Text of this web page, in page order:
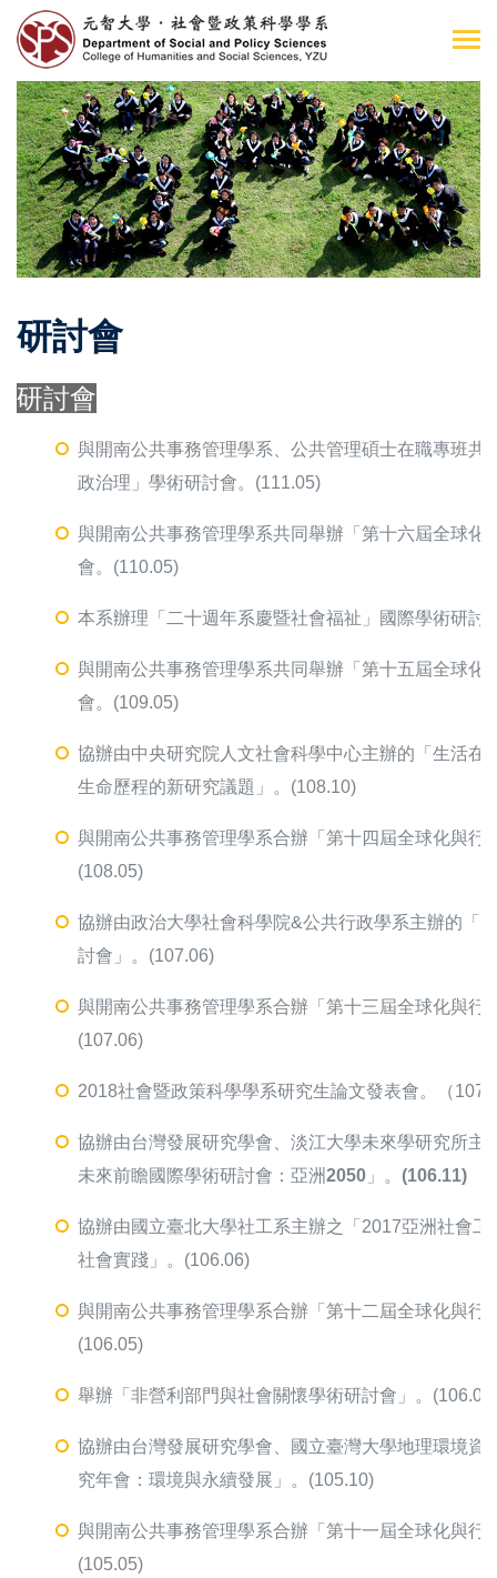
研討會
研討會
與開南公共事務管理學系、公共管理碩士在職專班共
政治理」學術研討會。(111.05)
與開南公共事務管理學系共同舉辦「第十六屆全球化
會。(110.05)
本系辦理「二十週年系慶暨社會福祉」國際學術研討
與開南公共事務管理學系共同舉辦「第十五屆全球化
會。(109.05)
協辦由中央研究院人文社會科學中心主辦的「生活在
生命歷程的新研究議題」。(108.10)
與開南公共事務管理學系合辦「第十四屆全球化與行
(108.05)
協辦由政治大學社會科學院&公共行政學系主辦的「
討會」。(107.06)
與開南公共事務管理學系合辦「第十三屆全球化與行
(107.06)
2018社會暨政策科學學系研究生論文發表會。（
協辦由台灣發展研究學會、淡江大學未來學研究所主
未來前瞻國際學術研討會：亞洲2050」。(106.11)
協辦由國立臺北大學社工系主辦之「2017亞洲社會
社會實踐」。(106.06)
與開南公共事務管理學系合辦「第十二屆全球化與行
(106.05)
舉辦「非營利部門與社會關懷學術研討會」。(106.01)
協辦由台灣發展研究學會、國立臺灣大學地理環境資
究年會：環境與永續發展」。(105.10)
與開南公共事務管理學系合辦「第十一屆全球化與行
(105.05)